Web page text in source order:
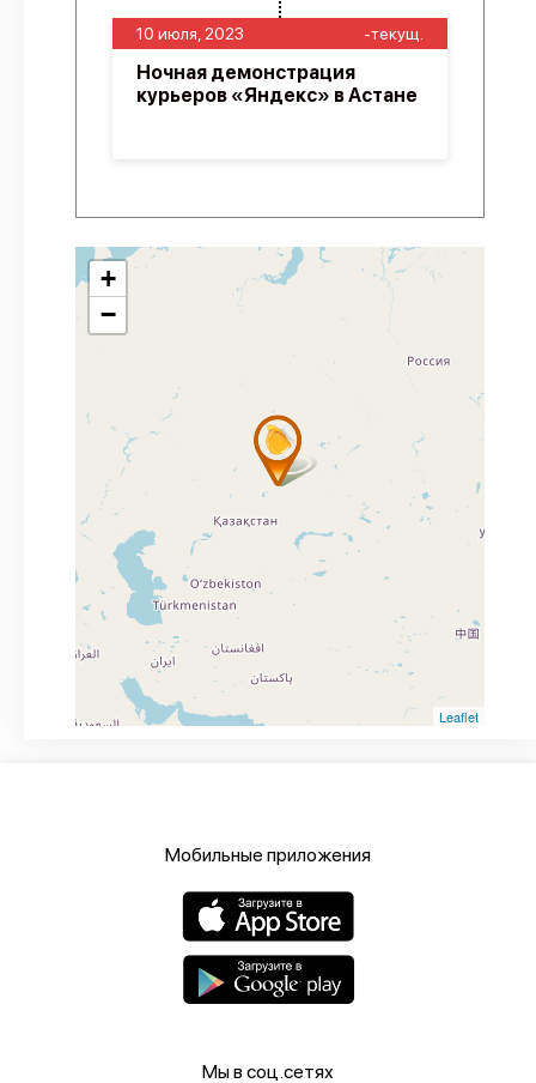
10 июля, 2023 -текущ.
Ночная демонстрация
курьеров «Яндекс» в Астане
+
−
Leaflet
Мобильные приложения
Мы в соц.сетях